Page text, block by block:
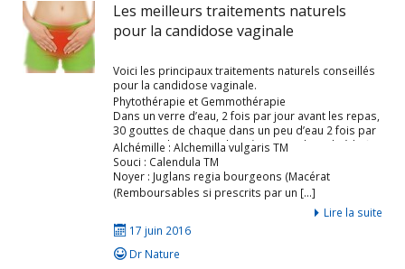
Les meilleurs traitements naturels
pour la candidose vaginale
Voici les principaux traitements naturels conseillés
pour la candidose vaginale.
Phytothérapie et Gemmothérapie
Dans un verre d’eau, 2 fois par jour avant les repas,
30 gouttes de chaque dans un peu d’eau 2 fois par
jour avant les repas, du 10ème jour du cycle à la fin
des règles, pendant 3 cycles au moins.
Alchémille : Alchemilla vulgaris TM
Souci : Calendula TM
Noyer : Juglans regia bourgeons (Macérat
glycériné) 1DH
(Remboursables si prescrits par un […]
Lire la suite
17 juin 2016
Dr Nature